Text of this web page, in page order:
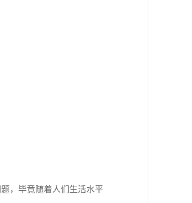
，毕竟随着人们生活水平